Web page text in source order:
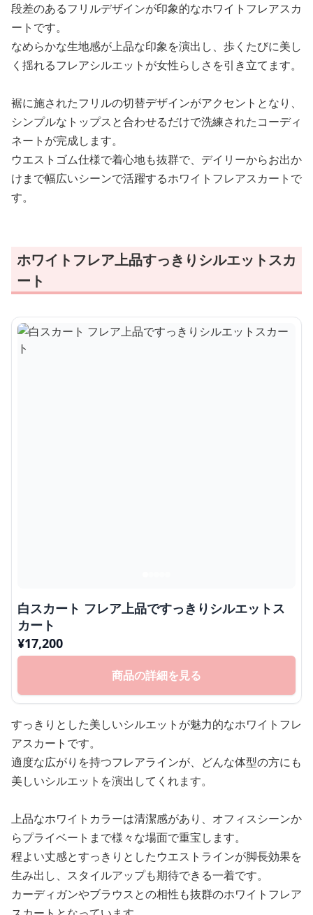
段差のあるフリルデザインが印象的なホワイトフレアスカ
ートです。
なめらかな生地感が上品な印象を演出し、歩くたびに美し
く揺れるフレアシルエットが女性らしさを引き立てます。
裾に施されたフリルの切替デザインがアクセントとなり、
シンプルなトップスと合わせるだけで洗練されたコーディ
ネートが完成します。
ウエストゴム仕様で着心地も抜群で、デイリーからお出か
けまで幅広いシーンで活躍するホワイトフレアスカートで
す。
ホワイトフレア上品すっきりシルエットスカ
ート
白スカート フレア上品ですっきりシルエットス
カート
¥17,200
商品の詳細を見る
すっきりとした美しいシルエットが魅力的なホワイトフレ
アスカートです。
適度な広がりを持つフレアラインが、どんな体型の方にも
美しいシルエットを演出してくれます。
上品なホワイトカラーは清潔感があり、オフィスシーンか
らプライベートまで様々な場面で重宝します。
程よい丈感とすっきりとしたウエストラインが脚長効果を
生み出し、スタイルアップも期待できる一着です。
カーディガンやブラウスとの相性も抜群のホワイトフレア